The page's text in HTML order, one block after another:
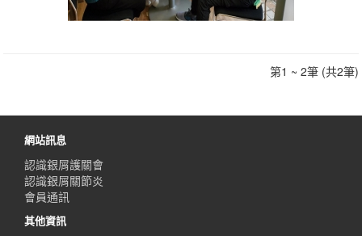
第1 ~ 2筆 (共2筆)
網站訊息
認識銀屑護關會
認識銀屑關節炎
會員通訊
其他資訊